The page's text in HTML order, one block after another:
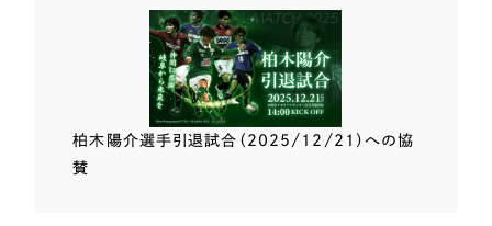
柏木陽介選手引退試合（2025/12/21）への協
賛